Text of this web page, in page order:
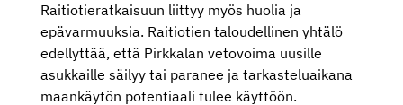
Raitiotieratkaisuun liittyy myös huolia ja
epävarmuuksia. Raitiotien taloudellinen yhtälö
edellyttää, että Pirkkalan vetovoima uusille
asukkaille säilyy tai paranee ja tarkasteluaikana
maankäytön potentiaali tulee käyttöön.